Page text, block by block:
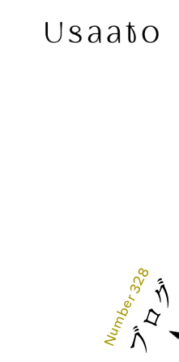
N
um
b
e
r
328
ブ
ロ
グ